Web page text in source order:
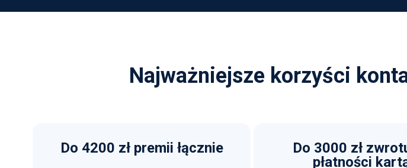
Najważniejsze korzyści
Do 4200 zł premii łącznie
Do 3000 zł
płatności